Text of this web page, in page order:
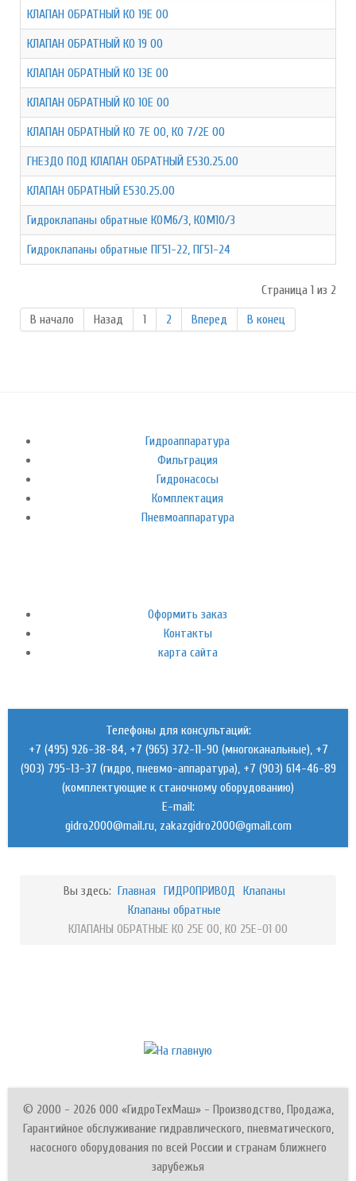
КЛАПАН ОБРАТНЫЙ КО 19Е 00
КЛАПАН ОБРАТНЫЙ КО 19 00
КЛАПАН ОБРАТНЫЙ КО 13Е 00
КЛАПАН ОБРАТНЫЙ КО 10Е 00
КЛАПАН ОБРАТНЫЙ КО 7Е 00, КО 7/2Е 00
ГНЕЗДО ПОД КЛАПАН ОБРАТНЫЙ Е530.25.00
КЛАПАН ОБРАТНЫЙ Е530.25.00
Гидроклапаны обратные КОМ6/3, КОМ10/3
Гидроклапаны обратные ПГ51-22, ПГ51-24
Страница 1 из 2
В начало Назад 1 2 Вперед В конец
Гидроаппаратура
Фильтрация
Гидронасосы
Комплектация
Пневмоаппаратура
Оформить заказ
Контакты
карта сайта
Телефоны для консультаций:
+7 (495) 926-38-84, +7 (965) 372-11-90 (многоканальные), +7
(903) 795-13-37 (гидро, пневмо-аппаратура), +7 (903) 614-46-89
(комплектующие к станочному оборудованию)
E-mail:
,
Вы здесь: Главная ГИДРОПРИВОД
Клапаны
Клапаны обратные
КЛАПАНЫ ОБРАТНЫЕ КО 25Е 00, КО 25Е-01 00
© 2000 - 2026 ООО «ГидроТехМаш» - Производство, Продажа,
Гарантийное обслуживание гидравлического, пневматического,
насосного оборудования по всей России и странам ближнего
зарубежья